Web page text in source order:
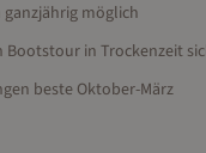
möglich
Bootstour in Trockenzeit
beste Oktober-März